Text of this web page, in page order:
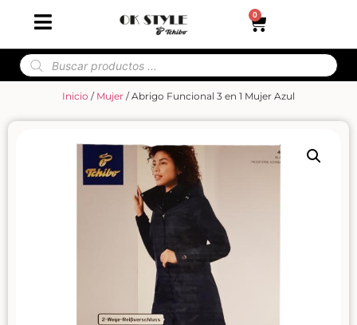
0
Inicio / Mujer / Abrigo Funcional 3 en 1 Mujer Azul